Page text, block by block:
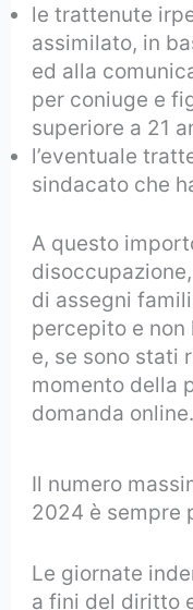
le trattenute
assimilato, in
ed alla
per coniuge e
superiore a 21
l’eventuale
sindacato che
A questo
di assegni
percepito e non
e, se sono stati
momento della
domanda online.
Il numero
2024 è sempre
Le giornate
a fini del diritto